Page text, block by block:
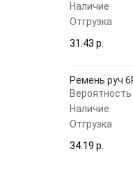
Наличие
Отгрузка
31.43 p.
Ремень руч
Вероятность
Наличие
Отгрузка
34.19 p.